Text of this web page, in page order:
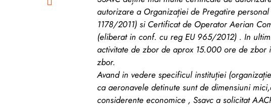
autorizare a Organizației de Pregatire
1178/2011) si Certificat de Operator Aerian
(eliberat in conf. cu reg EU 965/2012) . In
activitate de zbor de aprox 15.000 ore de
zbor.
Avand in vedere specificul instituției
ca aeronavele detinute sunt de dimensiuni
considerente economice , Ssavc a solicitat